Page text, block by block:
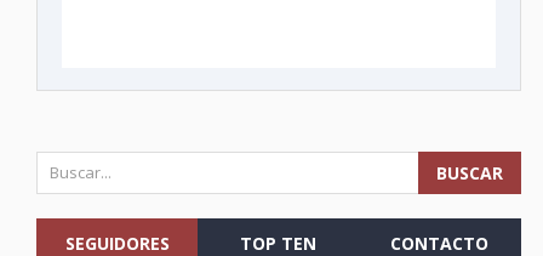
SEGUIDORES TOP TEN CONTACTO